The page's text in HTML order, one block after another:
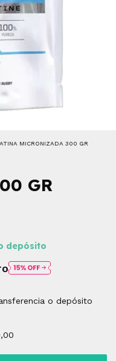
MICRONIZADA 300 GR
GR
depósito
o depósito